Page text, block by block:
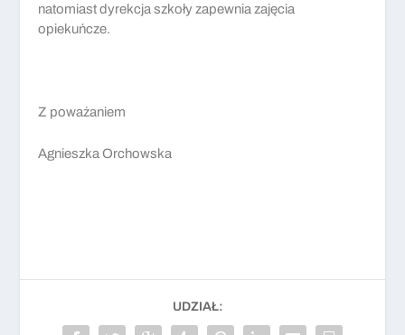
natomiast dyrekcja szkoły zapewnia zajęcia
opiekuńcze.
Z poważaniem
Agnieszka Orchowska
UDZIAŁ: